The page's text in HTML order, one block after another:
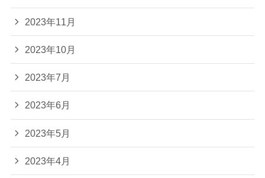
2023年11月
2023年10月
2023年7月
2023年6月
2023年5月
2023年4月